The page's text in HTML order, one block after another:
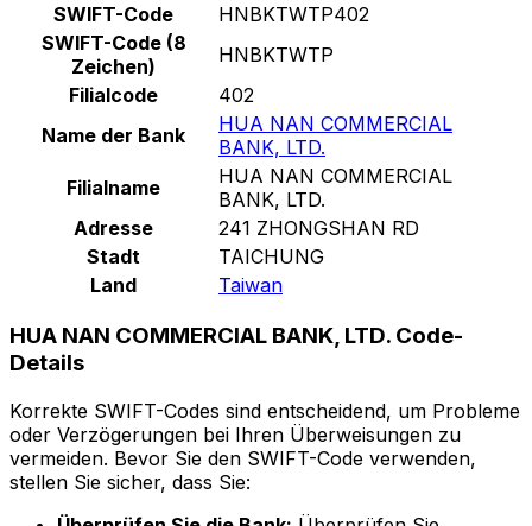
SWIFT-Code
HNBKTWTP402
SWIFT-Code (8
Zeichen)
HNBKTWTP
Filialcode
402
Name der Bank
HUA NAN COMMERCIAL
BANK, LTD.
Filialname
HUA NAN COMMERCIAL
BANK, LTD.
Adresse
241 ZHONGSHAN RD
Stadt
TAICHUNG
Land
Taiwan
HUA NAN COMMERCIAL BANK, LTD. Code-
Details
Korrekte SWIFT-Codes sind entscheidend, um Probleme
oder Verzögerungen bei Ihren Überweisungen zu
vermeiden. Bevor Sie den SWIFT-Code verwenden,
stellen Sie sicher, dass Sie: